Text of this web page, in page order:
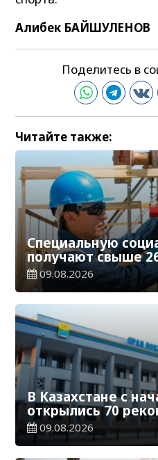
Алибек БАЙШУЛЕНОВ
Поделитесь в
Читайте также:
Специальную
получают свыше
работников,
условиях труда
09.08.2026
В Казахстане с
открылись 70
09.08.2026